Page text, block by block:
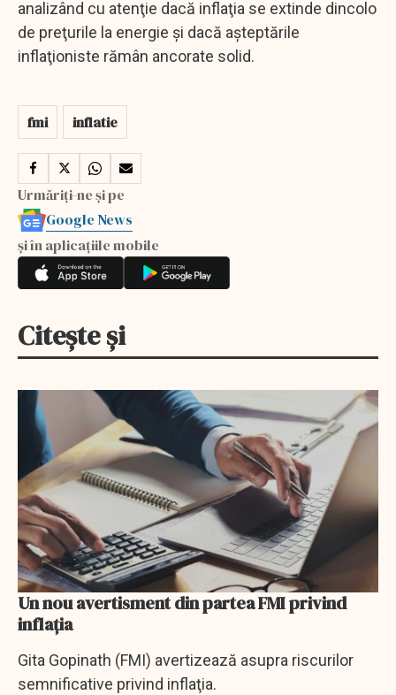
analizând cu atenţie dacă inflaţia se extinde dincolo
de preţurile la energie şi dacă aşteptările
inflaţioniste rămân ancorate solid.
fmi inflatie
Urmăriți-ne și pe
Google News
și în aplicațiile mobile
Citește și
Un nou avertisment din partea FMI privind
inflaţia
Gita Gopinath (FMI) avertizează asupra riscurilor
semnificative privind inflaţia.